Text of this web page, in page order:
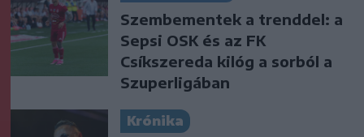
Szembementek a trenddel: a
Sepsi OSK és az FK
Csíkszereda kilóg a sorból a
Szuperligában
Krónika